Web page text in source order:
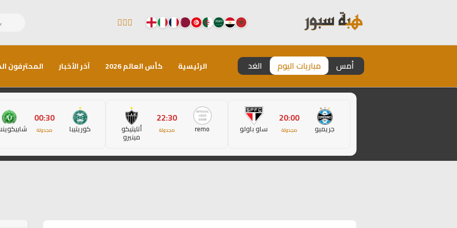
أمس مباريات اليوم الغد الرئيسية كأس العالم 2026 آخر الأخبار المحترفون
جريميو
20:00
مجدولة ساو باولو remo
22:30
مجدولة أتليتيكو
مينيرو
كوريتيبا
00:30
مجدولة